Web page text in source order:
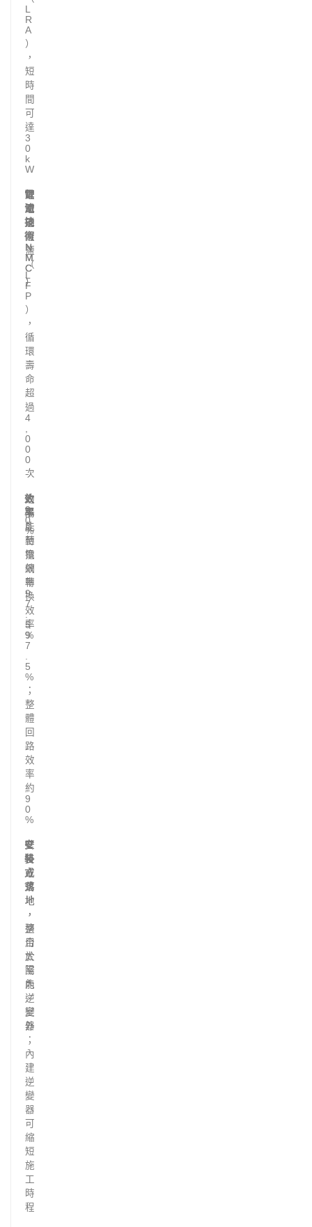
L
R
A
）
，
短
時
間
可
達
3
0
k
W
電
池
技
術
鋰
電
池
（
N
M
C
）
鋰
電
池
（
N
M
C
）
鋰
鐵
磷
酸
鹽
（
L
F
P
）
，
循
環
壽
命
超
過
4
,
0
0
0
次
效
率
約
9
0
%
太
陽
能
轉
換
效
率
9
7
.
5
%
太
陽
能
至
電
網
轉
換
效
率
9
7
.
5
%
；
整
體
回
路
效
率
約
9
0
%
安
裝
方
式
壁
掛
或
落
地
壁
掛
或
落
地
，
整
合
太
陽
能
逆
變
器
壁
掛
或
落
地
，
適
用
於
室
內
／
室
外
；
內
建
逆
變
器
可
縮
短
施
工
時
程